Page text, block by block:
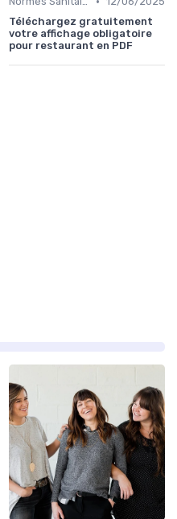
Téléchargez gratuitement
votre affichage obligatoire
pour restaurant en PDF